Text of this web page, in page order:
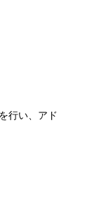
行い、アド